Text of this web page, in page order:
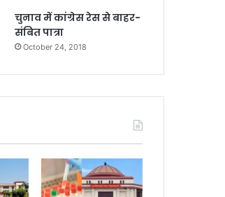
चुनाव में कांग्रेस रेस से बाहर-
संबित पात्रा
October 24, 2018